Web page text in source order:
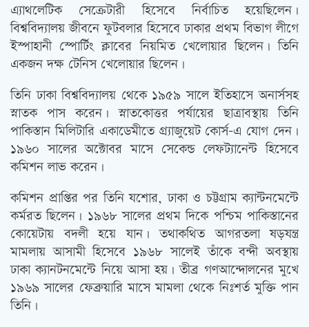
এ্যাথলেটিক সেক্রেটারী হিসেবে নির্বাচিত হয়েছিলেন।
বিশ্ববিদ্যালয় জীবনে ফুটবলার হিসেবে ঢাকার প্রথম বিভাগ লীগে
ইস্পাহানী স্পোর্টিং ক্লাবের নিয়মিত খেলোয়ার ছিলেন। তিনি
একজন দক্ষ টেনিস খেলোয়ার ছিলেন।
তিনি ঢাকা বিশ্ববিদ্যালয় থেকে ১৯৫৯ সালে ইতিহাসে অনার্সসহ
স্নাতক পাস করেন। স্নাতকোত্তর পর্যায়ের ছাত্রাবস্থায় তিনি
পাকিস্তান মিলিটারি একাডেমীতে গ্র্যাজুয়েট কোর্স-এ যোগ দেন।
১৯৬০ সালের অক্টোবর মাসে সেকেন্ড লেফট্যানেন্ট হিসেবে
কমিশন লাভ করেন।
কমিশন প্রাপ্তির পর তিনি যশোর, ঢাকা ও চট্টগ্রাম ক্যান্টনমেন্টে
কর্মরত ছিলেন। ১৯৬৮ সালের প্রথম দিকে পশ্চিম পাকিস্তানের
কোয়েটায় বদলী হয়ে যান। তথাকথিত আগরতলা ষড়যন্ত্র
মামলায় আসামী হিসেবে ১৯৬৮ সালেই তাঁকে বন্দী অবস্থায়
ঢাকা ক্যানটনমেন্টে নিয়ে আসা হয়। তীব্র গণআন্দোলনের মুখে
১৯৬৯ সালের ফেব্রুয়ারি মাসে মামলা থেকে নিঃশর্ত মুক্তি পান
তিনি।